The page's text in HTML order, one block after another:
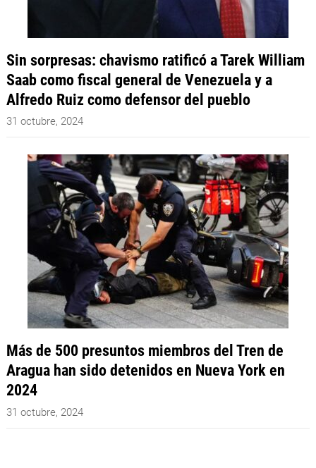
Sin sorpresas: chavismo ratificó a Tarek William
Saab como fiscal general de Venezuela y a
Alfredo Ruiz como defensor del pueblo
31 octubre, 2024
Más de 500 presuntos miembros del Tren de
Aragua han sido detenidos en Nueva York en
2024
31 octubre, 2024